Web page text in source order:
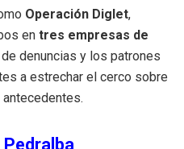
Operación Diglet,
en tres empresas de
denuncias y los patrones
a estrechar el cerco sobre